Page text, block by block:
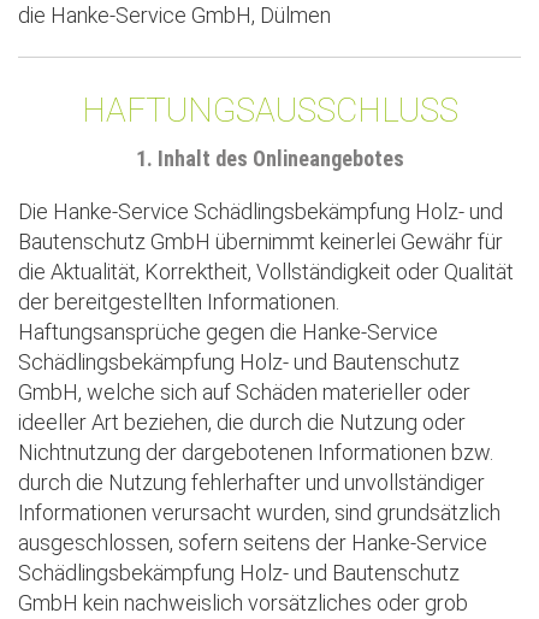
die Hanke-Service GmbH, Dülmen
HAFTUNGSAUSSCHLUSS
1. Inhalt des Onlineangebotes
Die Hanke-Service Schädlingsbekämpfung Holz- und
Bautenschutz GmbH übernimmt keinerlei Gewähr für
die Aktualität, Korrektheit, Vollständigkeit oder Qualität
der bereitgestellten Informationen.
Haftungsansprüche gegen die Hanke-Service
Schädlingsbekämpfung Holz- und Bautenschutz
GmbH, welche sich auf Schäden materieller oder
ideeller Art beziehen, die durch die Nutzung oder
Nichtnutzung der dargebotenen Informationen bzw.
durch die Nutzung fehlerhafter und unvollständiger
Informationen verursacht wurden, sind grundsätzlich
ausgeschlossen, sofern seitens der Hanke-Service
Schädlingsbekämpfung Holz- und Bautenschutz
GmbH kein nachweislich vorsätzliches oder grob